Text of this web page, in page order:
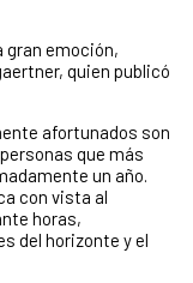
gran emoción,
quien publicó
afortunados son
que más
un año.
con vista al
horas,
del horizonte y el